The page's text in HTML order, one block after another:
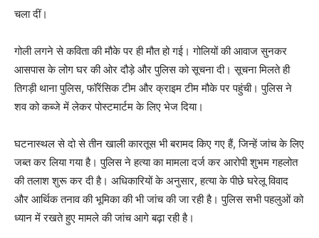
चला दीं।
गोली लगने से कविता की मौके पर ही मौत हो गई। गोलियों की आवाज सुनकर
आसपास के लोग घर की ओर दौड़े और पुलिस को सूचना दी। सूचना मिलते ही
तिगड़ी थाना पुलिस, फॉरेंसिक टीम और क्राइम टीम मौके पर पहुंची। पुलिस ने
शव को कब्जे में लेकर पोस्टमार्टम के लिए भेज दिया।
घटनास्थल से दो से तीन खाली कारतूस भी बरामद किए गए हैं, जिन्हें जांच के लिए
जब्त कर लिया गया है। पुलिस ने हत्या का मामला दर्ज कर आरोपी शुभम गहलोत
की तलाश शुरू कर दी है। अधिकारियों के अनुसार, हत्या के पीछे घरेलू विवाद
और आर्थिक तनाव की भूमिका की भी जांच की जा रही है। पुलिस सभी पहलुओं को
ध्यान में रखते हुए मामले की जांच आगे बढ़ा रही है।